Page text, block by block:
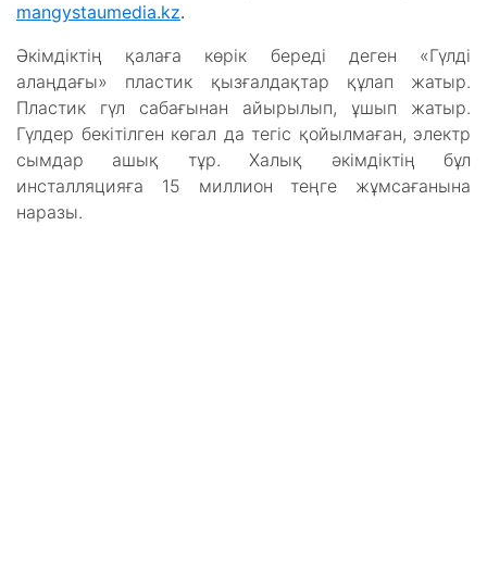
mangystaumedia.kz.
Әкімдіктің қалаға көрік береді деген «Гүлді
алаңдағы» пластик қызғалдақтар құлап жатыр.
Пластик гүл сабағынан айырылып, ұшып жатыр.
Гүлдер бекітілген көгал да тегіс қойылмаған, электр
сымдар ашық тұр. Халық әкімдіктің бұл
инсталляцияға 15 миллион теңге жұмсағанына
наразы.